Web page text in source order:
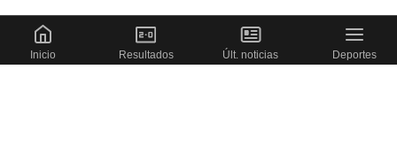
Inicio Resultados Últ. noticias Deportes